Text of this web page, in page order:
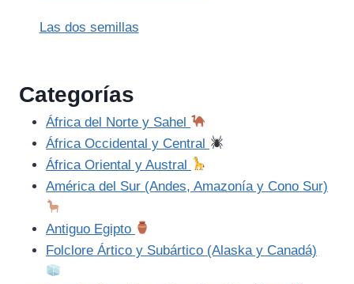
Las dos semillas
Categorías
África del Norte y Sahel
África Occidental y Central
África Oriental y Austral
América del Sur (Andes, Amazonía y Cono Sur)
Antiguo Egipto
Folclore Ártico y Subártico (Alaska y Canadá)